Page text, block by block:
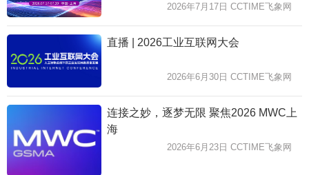
2026年7月17日 CCTIME飞象网
直播 | 2026工业互联网大会
2026年6月30日 CCTIME飞象网
连接之妙，逐梦无限 聚焦2026 MWC上
海
2026年6月23日 CCTIME飞象网